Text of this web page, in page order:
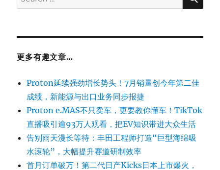
for:
更多有趣文章…
Proton延续强劲增长势头！7月销量创今年第二佳
成绩，新能源与出口业务同步报捷
Proton e.MAS不只卖车，更要教你懂车！TikTok
直播吸引逾93万人观看，把EV知识带进大众生活
告别雨天漫长等待：丰田工程师打造“巨型海绵吸
水滚轮”，大幅提升赛道研制效率
首月订单破万！第二代日产Kicks日本上市爆火，